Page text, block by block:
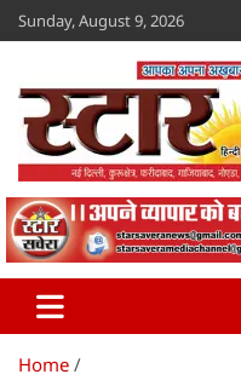
Skip
to
Sunday, August 9, 2026
Star Savera
www.starsavera.com
Home